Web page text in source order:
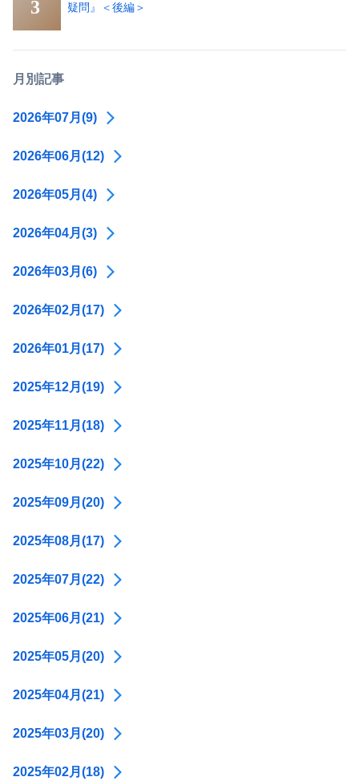
疑問』＜後編＞
月別記事
2026年07月(9)
2026年06月(12)
2026年05月(4)
2026年04月(3)
2026年03月(6)
2026年02月(17)
2026年01月(17)
2025年12月(19)
2025年11月(18)
2025年10月(22)
2025年09月(20)
2025年08月(17)
2025年07月(22)
2025年06月(21)
2025年05月(20)
2025年04月(21)
2025年03月(20)
2025年02月(18)